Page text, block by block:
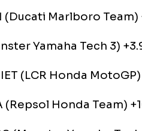
MotoGP:
(Fiat Yamaha
(Fiat Yamaha
(Repsol